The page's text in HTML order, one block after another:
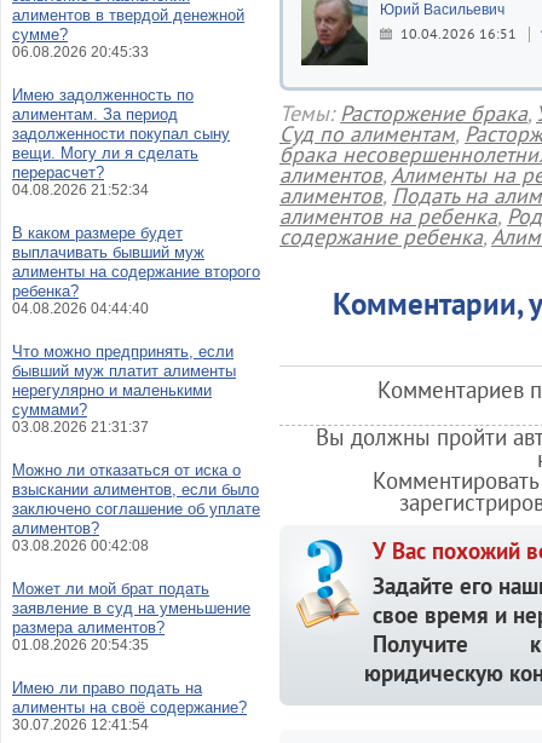
Юрий Васильевич
10.04.2026 16:51
Темы:Расторжение брака,
Суд по алиментам,
брака
алиментов,Алименты на
алиментов, Подать на
алиментов на ребенка,
содержание ребенка,
Комментарии,
Комментариев
Вы должны пройти
У Вас похожий
Задайте его
свое время и
Получите
юридическую
алиментов в твердой денежной
сумме?
06.08.2026 20:45:33
Имею задолженность по
алиментам. За период
задолженности покупал сыну
вещи. Могу ли я сделать
перерасчет?
04.08.2026 21:52:34
В каком размере будет
выплачивать бывший муж
алименты на содержание второго
ребенка?
04.08.2026 04:44:40
Что можно предпринять, если
бывший муж платит алименты
нерегулярно и маленькими
суммами?
03.08.2026 21:31:37
Можно ли отказаться от иска о
взыскании алиментов, если было
заключено соглашение об уплате
алиментов?
03.08.2026 00:42:08
Может ли мой брат подать
заявление в суд на уменьшение
размера алиментов?
01.08.2026 20:54:35
Имею ли право подать на
алименты на своё содержание?
30.07.2026 12:41:54